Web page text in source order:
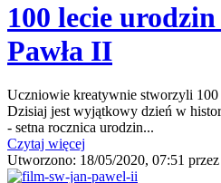
100 lecie
Pawła II
Uczniowie kreatywnie stworzyli 100
Dzisiaj jest wyjątkowy dzień w
- setna rocznica urodzin...
Czytaj więcej
Utworzono: 18/05/2020, 07:51 przez